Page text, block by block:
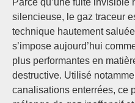
Parce qu’une fuite invisible
silencieuse, le gaz traceur
technique hautement
s’impose aujourd’hui
plus performantes en
destructive. Utilisé
canalisations enterrées, ce